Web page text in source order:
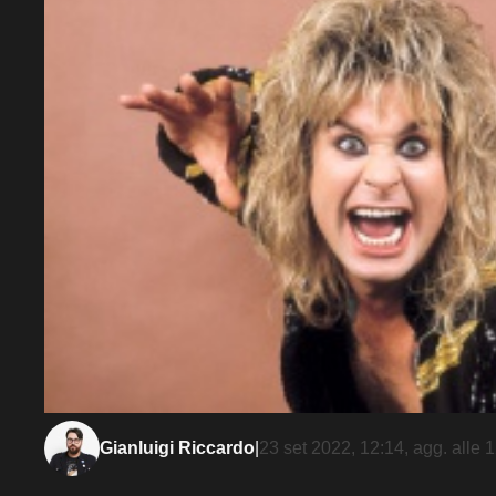
Gianluigi Riccardo 23 set 2022, 12:14, agg. alle